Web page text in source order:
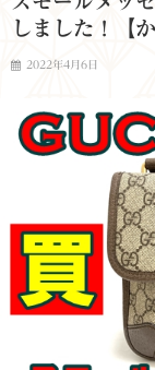
しました！【
2022年4月6日